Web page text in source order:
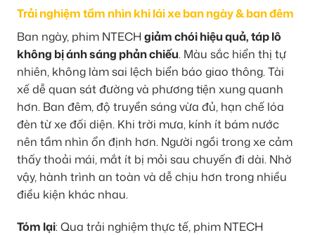
Trải nghiệm tầm nhìn khi lái xe ban ngày & ban đêm
Ban ngày, phim NTECHgiảm chói hiệu quả, táp lô
không bị ánh sáng phản chiếu. Màu sắc hiển thị tự
nhiên, không làm sai lệch biển báo giao thông. Tài
xế dễ quan sát đường và phương tiện xung quanh
hơn. Ban đêm, độ truyền sáng vừa đủ, hạn chế lóa
đèn từ xe đối diện. Khi trời mưa, kính ít bám nước
nên tầm nhìn ổn định hơn. Người ngồi trong xe cảm
thấy thoải mái, mắt ít bị mỏi sau chuyến đi dài. Nhờ
vậy, hành trình an toàn và dễ chịu hơn trong nhiều
điều kiện khác nhau.
Tóm lại: Qua trải nghiệm thực tế, phim NTECH